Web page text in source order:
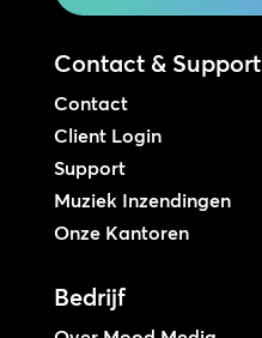
Contact & Support
Contact
Client Login
Support
Muziek Inzendingen
Onze Kantoren
Bedrijf